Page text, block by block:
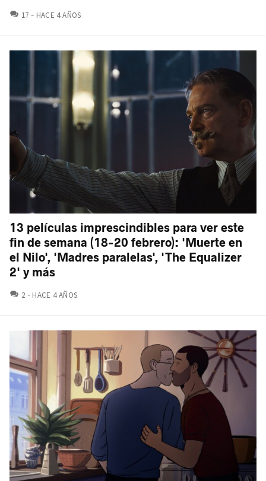
17 COMENTARIOS
HACE 4 AÑOS
13 películas imprescindibles para ver este
fin de semana (18-20 febrero): 'Muerte en
el Nilo', 'Madres paralelas', 'The Equalizer
2' y más
2 COMENTARIOS
HACE 4 AÑOS